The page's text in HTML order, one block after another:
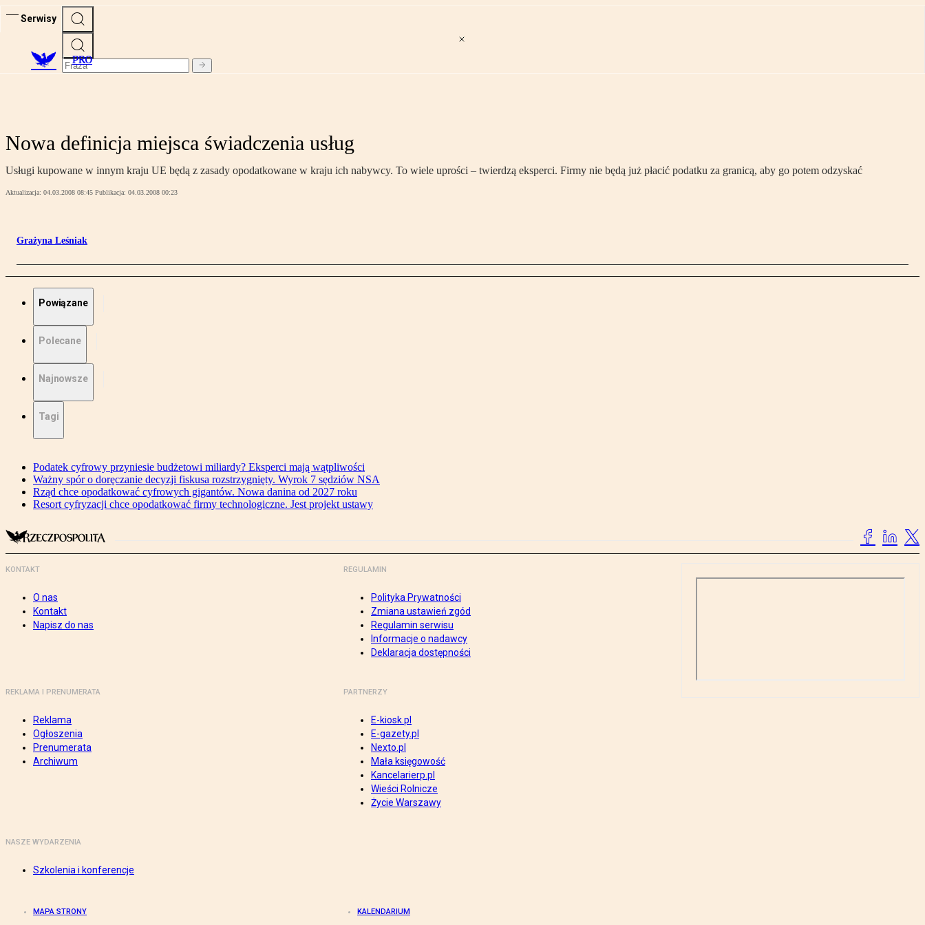
Serwisy
PRO
Nowa definicja miejsca świadczenia usług
Usługi kupowane w innym kraju UE będą z zasady opodatkowane w kraju ich nabywcy. To wiele uprości – twierdzą eksperci. Firmy nie będą już płacić podatku za granicą, aby go potem odzyskać
Aktualizacja: 04.03.2008 08:45 Publikacja: 04.03.2008 00:23
Grażyna Leśniak
Powiązane
Polecane
Najnowsze
Tagi
Podatek cyfrowy przyniesie budżetowi miliardy? Eksperci mają wątpliwości
Ważny spór o doręczanie decyzji fiskusa rozstrzygnięty. Wyrok 7 sędziów NSA
Rząd chce opodatkować cyfrowych gigantów. Nowa danina od 2027 roku
Resort cyfryzacji chce opodatkować firmy technologiczne. Jest projekt ustawy
KONTAKT
O nas
Kontakt
Napisz do nas
REGULAMIN
Polityka Prywatności
Zmiana ustawień zgód
Regulamin serwisu
Informacje o nadawcy
Deklaracja dostępności
REKLAMA I PRENUMERATA
Reklama
Ogłoszenia
Prenumerata
Archiwum
PARTNERZY
E-kiosk.pl
E-gazety.pl
Nexto.pl
Mała księgowość
Kancelarierp.pl
Wieści Rolnicze
Życie Warszawy
NASZE WYDARZENIA
Szkolenia i konferencje
MAPA STRONY KALENDARIUM